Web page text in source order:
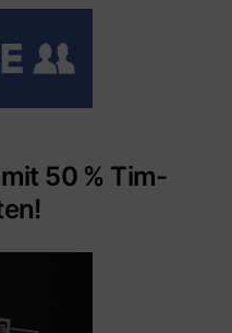
50 % Tim-